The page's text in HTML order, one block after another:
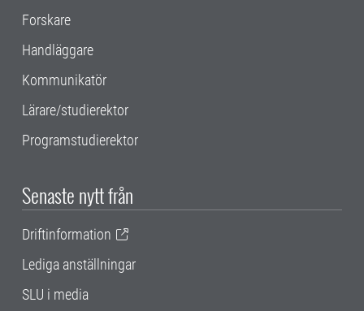
Forskare
Handläggare
Kommunikatör
Lärare/studierektor
Programstudierektor
Senaste nytt från
Driftinformation
Lediga anställningar
SLU i media